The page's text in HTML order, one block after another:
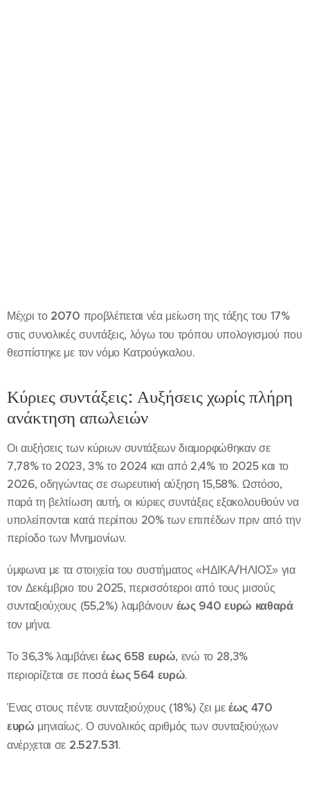
Μέχρι το 2070 προβλέπεται νέα μείωση της τάξης του 17%
στις συνολικές συντάξεις, λόγω του τρόπου υπολογισμού που
θεσπίστηκε με τον νόμο Κατρούγκαλου.
Κύριες συντάξεις: Αυξήσεις χωρίς πλήρη
ανάκτηση απωλειών
Οι αυξήσεις των κύριων συντάξεων διαμορφώθηκαν σε
7,78% το 2023, 3% το 2024 και από 2,4% το 2025 και το
2026, οδηγώντας σε σωρευτική αύξηση 15,58%. Ωστόσο,
παρά τη βελτίωση αυτή, οι κύριες συντάξεις εξακολουθούν να
υπολείπονται κατά περίπου 20% των επιπέδων πριν από την
περίοδο των Μνημονίων.
ύμφωνα με τα στοιχεία του συστήματος «ΗΔΙΚΑ/ΗΛΙΟΣ» για
τον Δεκέμβριο του 2025, περισσότεροι από τους μισούς
συνταξιούχους (55,2%) λαμβάνουν έως 940 ευρώ καθαρά
τον μήνα.
Το 36,3% λαμβάνειέως 658 ευρώ, ενώ το 28,3%
περιορίζεται σε ποσάέως 564 ευρώ.
Ένας στους πέντε συνταξιούχους (18%) ζει με έως 470
ευρώ μηνιαίως. Ο συνολικός αριθμός των συνταξιούχων
ανέρχεται σε 2.527.531.